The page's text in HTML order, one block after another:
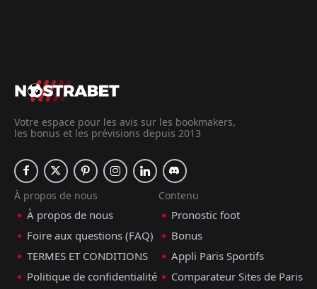
Votre espace pour les avis sur les bookmakers,
les bonus et les prévisions depuis 2013
À propos de nous
À propos de nous
Foire aux questions (FAQ)
TERMES ET CONDITIONS
Politique de confidentialité
Contenu
Pronostic foot
Bonus
Appli Paris Sportifs
Comparateur Sites de Paris